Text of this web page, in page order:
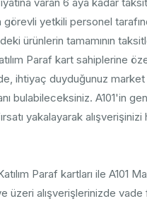
varan 6 aya kadar
yetkili personel
ürünlerin tamamının
Paraf kart sahiplerine
ihtiyaç duyduğunuz
bulabileceksiniz. A101'in
yakalayarak
Paraf kartları ile A101
üzeri alışverişlerinizde